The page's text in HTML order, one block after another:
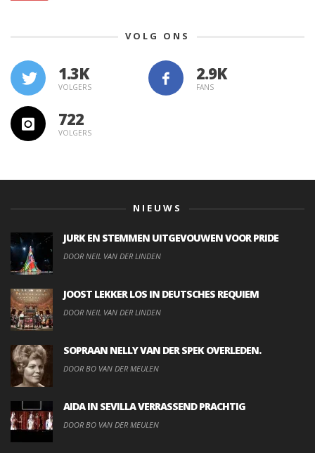
VOLG ONS
1.3K
VOLGERS FANS
722
VOLGERS
NIEUWS
JURK EN STEMMEN UITGEVOUWEN VOOR PRIDE
DOOR NEIL VAN DER LINDEN
JOOST LEKKER LOS IN DEUTSCHES REQUIEM
DOOR NEIL VAN DER LINDEN
SOPRAAN NELLY VAN DER SPEK OVERLEDEN.
DOOR BO VAN DER MEULEN
AIDA IN SEVILLA VERRASSEND PRACHTIG
DOOR BO VAN DER MEULEN